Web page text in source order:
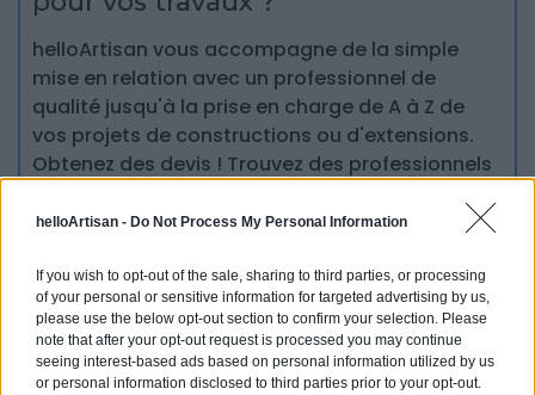
helloArtisan - Do Not Process My Personal Information
If you wish to opt-out of the sale, sharing to third parties, or processing
of your personal or sensitive information for targeted advertising by us,
please use the below opt-out section to confirm your selection. Please
note that after your opt-out request is processed you may continue
seeing interest-based ads based on personal information utilized by us
or personal information disclosed to third parties prior to your opt-out.
helloArtisan vous accompagne de la simple
mise en relation avec un professionnel de
qualité jusqu'à la prise en charge de A à Z de
vos projets de constructions ou d'extensions.
Obtenez des devis ! Trouvez des professionnels